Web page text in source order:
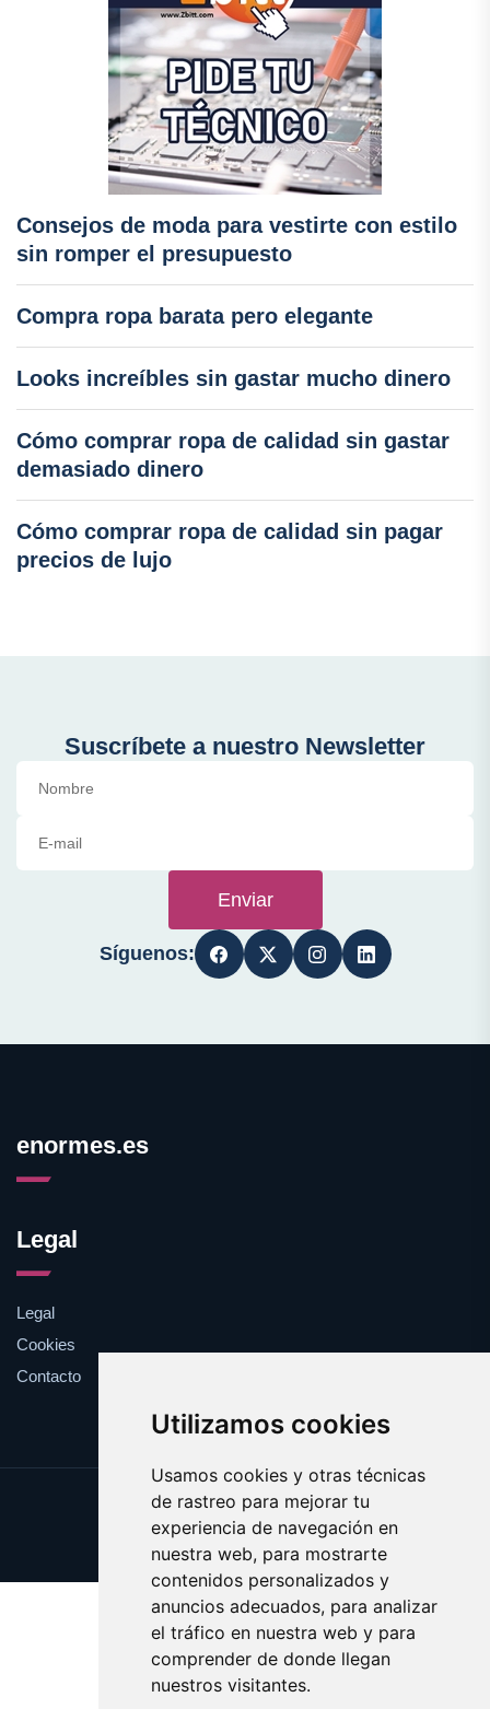
Utilizamos cookies
Usamos cookies y otras técnicas
de rastreo para mejorar tu
experiencia de navegación en
nuestra web, para mostrarte
contenidos personalizados y
anuncios adecuados, para analizar
el tráfico en nuestra web y para
comprender de donde llegan
nuestros visitantes.
Consejos de moda para vestirte con estilo
sin romper el presupuesto
Compra ropa barata pero elegante
Looks increíbles sin gastar mucho dinero
Cómo comprar ropa de calidad sin gastar
demasiado dinero
Cómo comprar ropa de calidad sin pagar
precios de lujo
Suscríbete a nuestro Newsletter
Enviar
Síguenos:
enormes.es
Legal
Legal
Cookies
Contacto
Update cookies preferences
Copyright © 2025 enormes.es